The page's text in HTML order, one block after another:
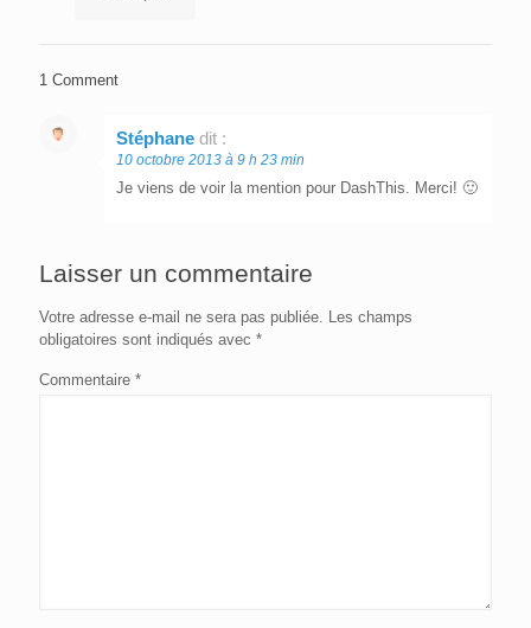
1 Comment
Stéphane dit :
10 octobre 2013 à 9 h 23 min
Je viens de voir la mention pour DashThis. Merci! 🙂
Laisser un commentaire
Votre adresse e-mail ne sera pas publiée. Les champs
obligatoires sont indiqués avec *
Commentaire *